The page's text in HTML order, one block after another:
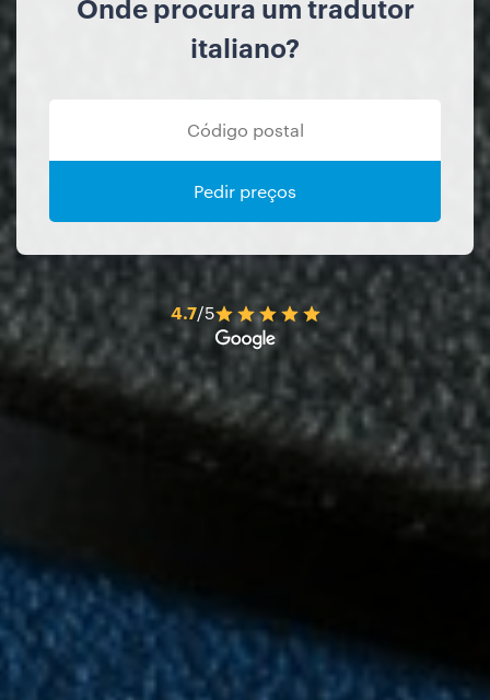
Onde procura um tradutor
italiano?
Pedir preços
4.7/5